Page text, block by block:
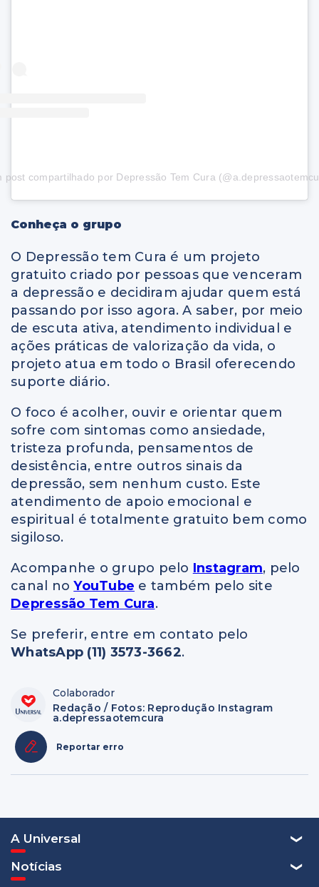
post compartilhado por Depressão Tem Cura
Conheça o grupo
O Depressão tem Cura é um projeto
gratuito criado por pessoas que venceram
a depressão e decidiram ajudar quem está
passando por isso agora. A saber, por meio
de escuta ativa, atendimento individual e
ações práticas de valorização da vida, o
projeto atua em todo o Brasil oferecendo
suporte diário.
O foco é acolher, ouvir e orientar quem
sofre com sintomas como ansiedade,
tristeza profunda, pensamentos de
desistência, entre outros sinais da
depressão, sem nenhum custo. Este
atendimento de apoio emocional e
espiritual é totalmente gratuito bem como
sigiloso.
Acompanhe o grupo pelo Instagram, pelo
canal noYouTube e também pelo site
Depressão Tem Cura.
Se preferir, entre em contato pelo
WhatsApp (11) 3573-3662.
Colaborador
Redação / Fotos: Reprodução Instagram
a.depressaotemcura
Reportar erro
A Universal
Notícias